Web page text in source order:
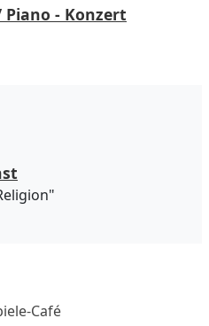
- Konzert
Café